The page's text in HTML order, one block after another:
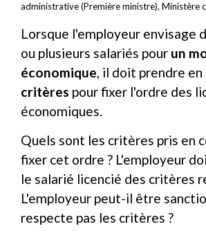
administrative (Première ministre), Ministère
Lorsque l'employeur envisage
ou plusieurs salariés pour un
économique, il doit prendre
critères pour fixer l'ordre des
économiques.
Quels sont les critères pris en
fixer cet ordre ? L'employeur
le salarié licencié des critères
L'employeur peut-il être
respecte pas les critères ?